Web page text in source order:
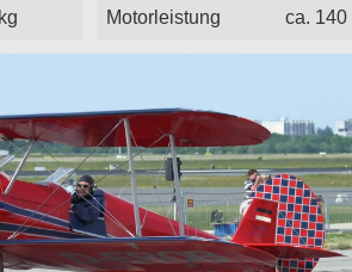
kg
Motorleistung ca. 140